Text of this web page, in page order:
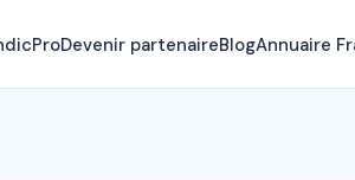
Devenir partenaireBlogAnnuaire